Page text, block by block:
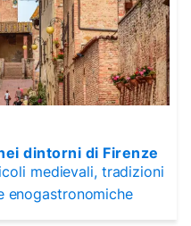
dintorni di Firenze
medievali, tradizioni
enogastronomiche